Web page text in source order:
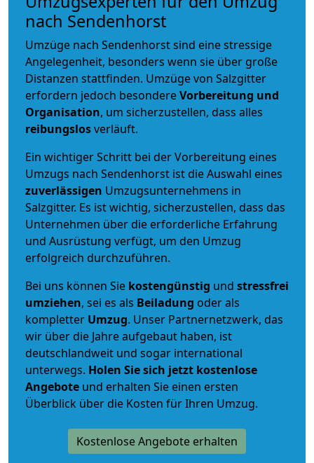
nach Sendenhorst
Umzüge nach Sendenhorst sind eine stressige
Angelegenheit, besonders wenn sie über große
Distanzen stattfinden. Umzüge von Salzgitter
erfordern jedoch besondereVorbereitung und
Organisation, um sicherzustellen, dass alles
reibungslosverläuft.
Ein wichtiger Schritt bei der Vorbereitung eines
Umzugs nach Sendenhorst ist die Auswahl eines
zuverlässigen Umzugsunternehmens in
Salzgitter. Es ist wichtig, sicherzustellen, dass das
Unternehmen über die erforderliche Erfahrung
und Ausrüstung verfügt, um den Umzug
erfolgreich durchzuführen.
Bei uns können Sie kostengünstig und stressfrei
umziehen, sei es als Beiladung oder als
kompletter Umzug. Unser Partnernetzwerk, das
wir über die Jahre aufgebaut haben, ist
deutschlandweit und sogar international
unterwegs. Holen Sie sich jetzt kostenlose
Angebote und erhalten Sie einen ersten
Überblick über die Kosten für Ihren Umzug.
Kostenlose Angebote erhalten